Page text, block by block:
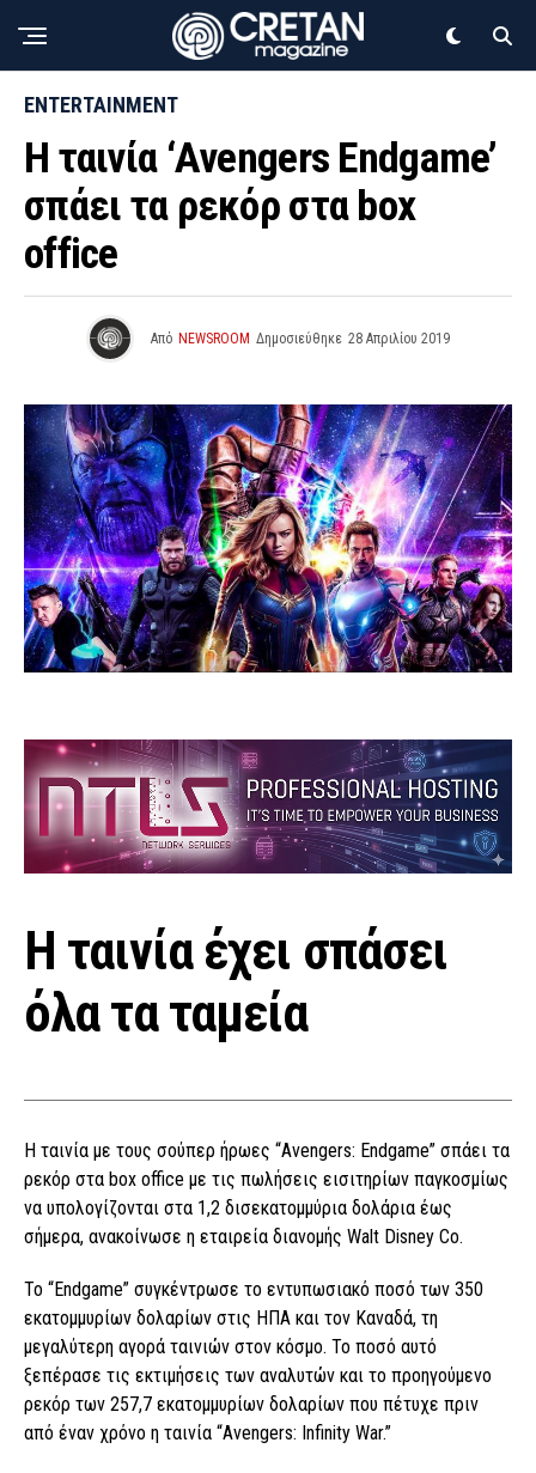
ENTERTAINMENT
Η ταινία ‘Avengers Endgame’
σπάει τα ρεκόρ στα box
office
Από NEWSROOM Δημοσιεύθηκε 28 Απριλίου 2019
Η ταινία έχει σπάσει
όλα τα ταμεία
Η ταινία με τους σούπερ ήρωες “Avengers: Endgame” σπάει τα
ρεκόρ στα box office με τις πωλήσεις εισιτηρίων παγκοσμίως
να υπολογίζονται στα 1,2 δισεκατομμύρια δολάρια έως
σήμερα, ανακοίνωσε η εταιρεία διανομής Walt Disney Co.
Το “Endgame” συγκέντρωσε το εντυπωσιακό ποσό των 350
εκατομμυρίων δολαρίων στις ΗΠΑ και τον Καναδά, τη
μεγαλύτερη αγορά ταινιών στον κόσμο. Το ποσό αυτό
ξεπέρασε τις εκτιμήσεις των αναλυτών και το προηγούμενο
ρεκόρ των 257,7 εκατομμυρίων δολαρίων που πέτυχε πριν
από έναν χρόνο η ταινία “Avengers: Infinity War.”